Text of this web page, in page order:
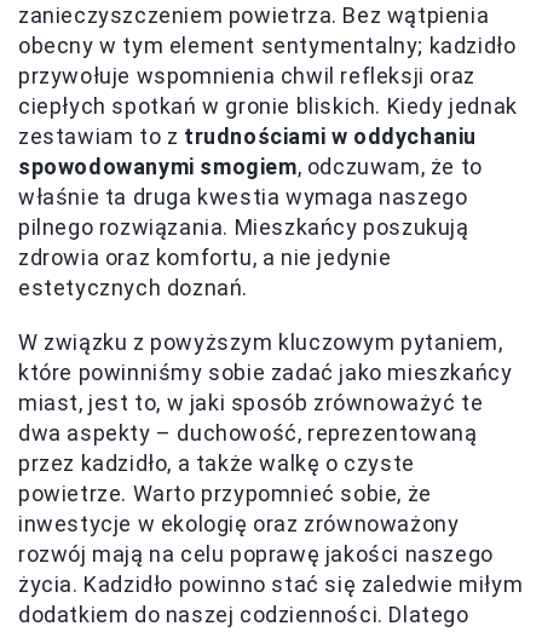
zanieczyszczeniem powietrza. Bez wątpienia
obecny w tym element sentymentalny; kadzidło
przywołuje wspomnienia chwil refleksji oraz
ciepłych spotkań w gronie bliskich. Kiedy jednak
zestawiam to z trudnościami w oddychaniu
spowodowanymi smogiem, odczuwam, że to
właśnie ta druga kwestia wymaga naszego
pilnego rozwiązania. Mieszkańcy poszukują
zdrowia oraz komfortu, a nie jedynie
estetycznych doznań.
W związku z powyższym kluczowym pytaniem,
które powinniśmy sobie zadać jako mieszkańcy
miast, jest to, w jaki sposób zrównoważyć te
dwa aspekty – duchowość, reprezentowaną
przez kadzidło, a także walkę o czyste
powietrze. Warto przypomnieć sobie, że
inwestycje w ekologię oraz zrównoważony
rozwój mają na celu poprawę jakości naszego
życia. Kadzidło powinno stać się zaledwie miłym
dodatkiem do naszej codzienności. Dlatego